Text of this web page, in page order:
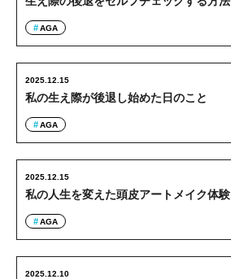
AGA
私の生え際が後退し始めた日のこと
2025.12.15
AGA
私の人生を変えた頭皮アートメイク体験
2025.12.15
AGA
2025.12.10